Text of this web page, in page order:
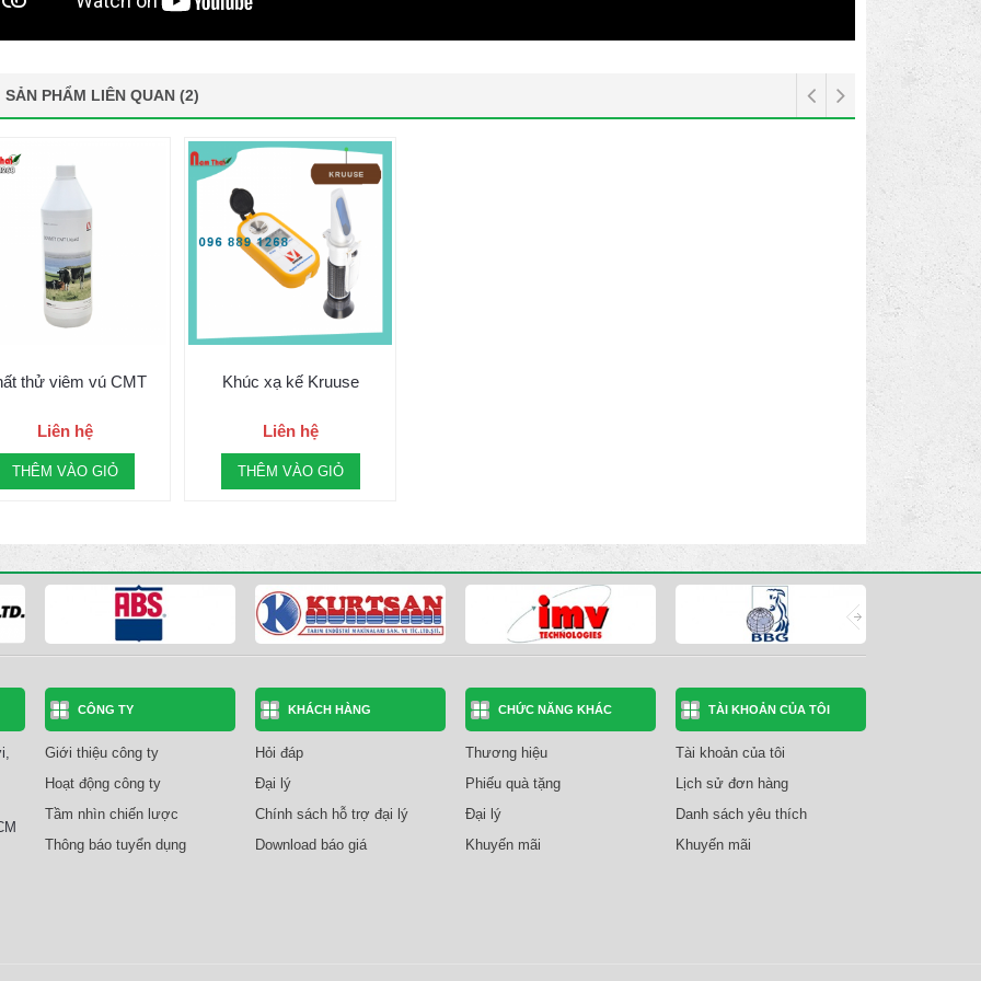
SẢN PHẨM LIÊN QUAN (2)
thử viêm vú CMT
Liên hệ
THÊM VÀO GIỎ
Khúc xạ kế Kruuse
Liên hệ
THÊM VÀO GIỎ
CÔNG TY
Giới thiệu công ty
Hoạt động công ty
Tầm nhìn chiến lược
Thông báo tuyển dụng
KHÁCH HÀNG
Hỏi đáp
Đại lý
Chính sách hỗ trợ đại lý
Download báo giá
CHỨC NĂNG KHÁC
Thương hiệu
Phiếu quà tặng
Đại lý
Khuyến mãi
TÀI KHOẢN CỦA TÔI
Tài khoản của tôi
Lịch sử đơn hàng
Danh sách yêu thích
Khuyến mãi